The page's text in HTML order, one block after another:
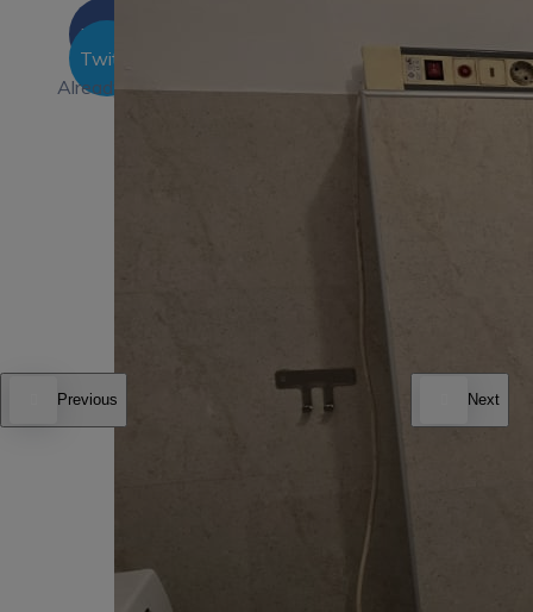
Previous Next
Facebook
Twitter
Already Have An Account?
Go For LogIn